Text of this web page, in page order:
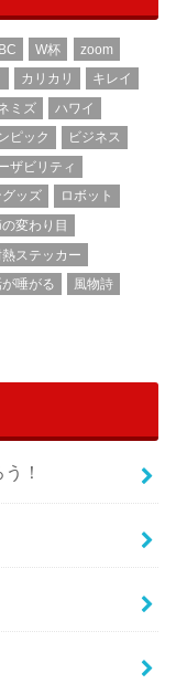
W杯
zoom
カリカリ
キレイ
ミズ
ハワイ
ピック
ビジネス
ザビリティ
グッズ
ロボット
変わり目
ステッカー
唾がる
風物詩
！